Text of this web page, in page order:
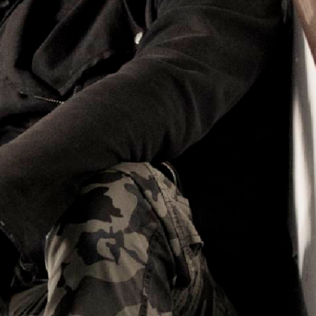
CORTI & VIDEO
Una crescente raccolta di
sketch, video inediti,
cortometraggi, déjà vu ed
altro... con il sottoscritto.
GUARDALI